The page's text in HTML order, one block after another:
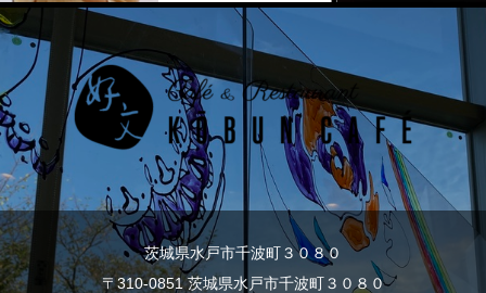
茨城県水戸市千波町３０８０
〒310-0851 茨城県水戸市千波町３０８０